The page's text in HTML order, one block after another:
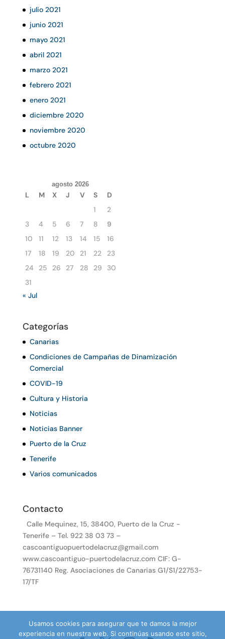
julio 2021
junio 2021
mayo 2021
abril 2021
marzo 2021
febrero 2021
enero 2021
diciembre 2020
noviembre 2020
octubre 2020
agosto 2026
L M X J V S
D
1
2
3
4 5 6 7 8
9
10
11 12 13 14 15
16
17
18 19 20 21 22
23
24
25 26 27 28 29
30
31
« Jul
Categorías
Canarias
Condiciones de Campañas de Dinamización
Comercial
COVID-19
Cultura y Historia
Noticias
Noticias Banner
Puerto de la Cruz
Tenerife
Varios comunicados
Contacto
Calle Mequinez, 15, 38400, Puerto de la Cruz -
Tenerife – Tel. 922 38 03 73 –
cascoantiguopuertodelacruz@gmail.com
www.cascoantiguo-puertodelacruz.com CIF: G-
76731140 Reg. Asociaciones de Canarias G1/S1/22753-
17/TF
Usamos cookies para asegurar que te damos la mejor
experiencia en nuestra web. Si continúas usando este sitio,